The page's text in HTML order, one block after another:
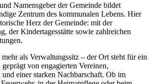
Namensgeber der Gemeinde bildet
Zentrum des kommunalen Lebens. Hier
Herz der Gemeinde: mit der
der Kindertagesstätte sowie zahlreichen
als Verwaltungssitz – der Ort steht für ein
von engagierten Vereinen,
einer starken Nachbarschaft. Ob im